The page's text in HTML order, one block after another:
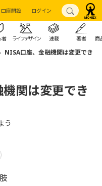
口座開設 ログイン
者 ライフデザイン 連載 著者 商
NISA口座、金融機関は変更でき
関は変更でき
う